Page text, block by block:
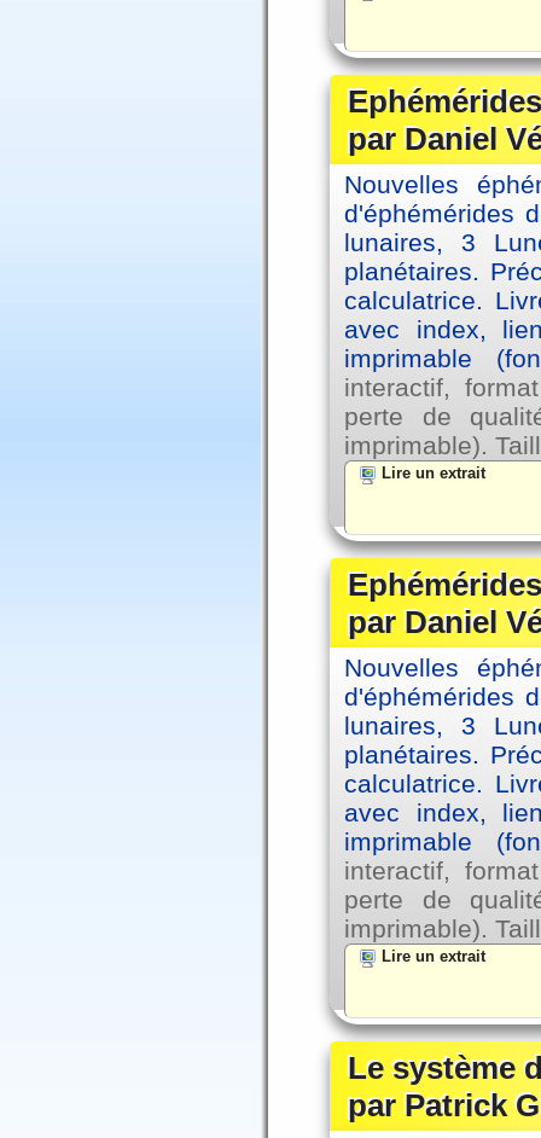
par Daniel
Nouvelles
d'éphémérides
lunaires, 3
planétaires.
calculatrice.
avec index,
imprimable
interactif,
perte de
imprimable).
Lire un extrait
par Daniel
Nouvelles
d'éphémérides
lunaires, 3
planétaires.
calculatrice.
avec index,
imprimable
interactif,
perte de
imprimable).
Lire un extrait
Le système
par Patrick